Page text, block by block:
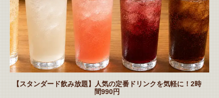
【スタンダード飲み放題】人気の定番ドリンクを気軽に！2時
間990円